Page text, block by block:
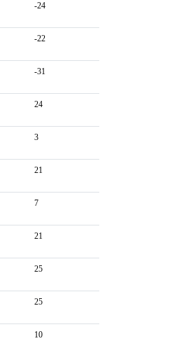
-24
-22
-31
24
3
21
7
21
25
25
10